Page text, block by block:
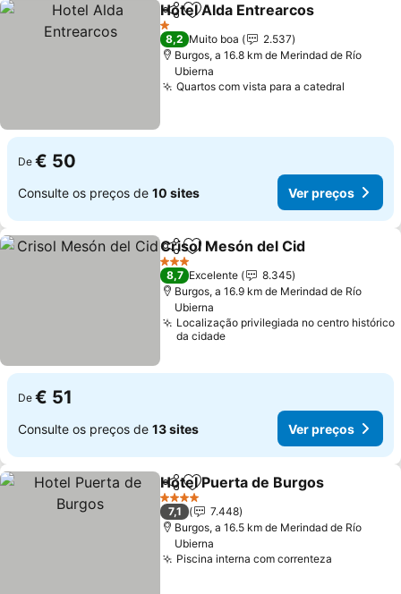
PartilharAdicionar aos favoritos
Hotel Alda Entrearcos
1 Estrelas
8,2 Muito boa
2.537
Burgos, a 16.8 km de Merindad de Río
Ubierna
Quartos com vista para a catedral
De € 50
Consulte os preços de 10 sites Ver preços
PartilharAdicionar aos favoritos
Crisol Mesón del Cid
3 Estrelas
8,7 Excelente
8.345
Burgos, a 16.9 km de Merindad de Río
Ubierna
Localização privilegiada no centro histórico
da cidade
De € 51
Consulte os preços de 13 sites Ver preços
PartilharAdicionar aos favoritos
Hotel Puerta de Burgos
4 Estrelas
7,1
7.448
Burgos, a 16.5 km de Merindad de Río
Ubierna
Piscina interna com correnteza